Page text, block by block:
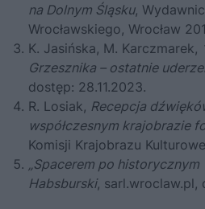
na Dolnym Śląsku,
Wrocławskiego, Wrocław
K. Jasińska, M. Karczmarek,
Grzesznika – ostatnie
dostęp: 28.11.2023.
R. Losiak, Recepcja
współczesnym krajobrazie
Komisji Krajobrazu
„Spacerem po historycznym
Habsburski, sarl.wroclaw.pl,